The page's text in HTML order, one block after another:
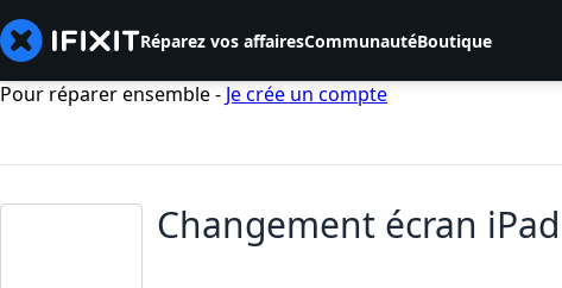
Réparez vos affairesCommunautéBoutique
Pour réparer ensemble - Je crée un compte
Changement écran